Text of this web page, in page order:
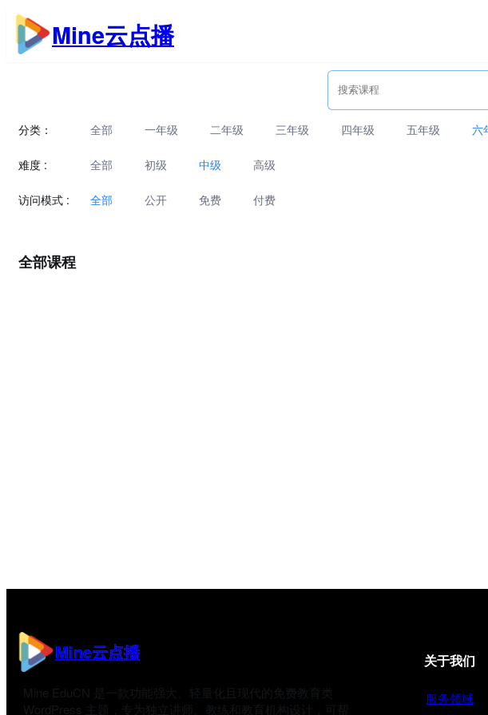
跳
至
内
Mine云点播
分类： 全部 一年级 二年级 三年级 四年级 五年级 六
难度 : 全部 初级 中级 高级
访问模式 : 全部 公开 免费 付费
全部课程
Mine云点播
Mine EduCN 是一款功能强大、轻量化且现代的免费教育类
WordPress 主题，专为独立讲师、教练和教育机构设计，可帮
关于我们
服务领域